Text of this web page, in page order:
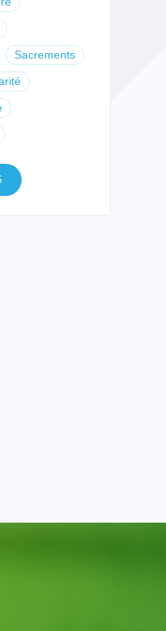
Sacrements